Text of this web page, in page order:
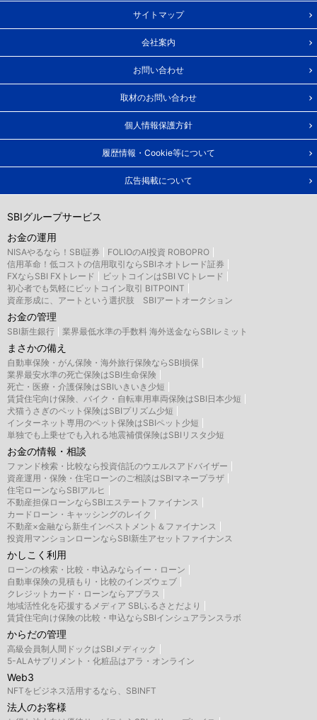
サイトマップ
会社案内
お問い合わせ
取材のお問い合わせ
個人情報保護方針
履歴情報・Cookie等について
広告掲載について
SBIグループサービス
お金の運用
NISAやるなら！SBI証券
FOLIOのAI投資 ROBOPRO
信用革命！低コストの信用取引ならSBIネオトレード証券
FXならSBI FXトレード
ビットコインはSBI VCトレード
初心者でも気軽にビットコイン取引 BITPOINT
資産形成に、アートという選択肢 SBIアートオークション
お金の管理
SBI新生銀行 業界最低水準の手数料 海外送金ならSBIレミット
まさかの備え
自動車保険・がん保険・海外旅行保険ならSBI損保
業界最安水準の死亡保険はSBI生命保険
死亡・医療・介護保険はSBIいきいき少短
賃貸住宅向け保険、バイク・自転車用車両保険はSBI日本少短
犬猫うさぎのペット保険はSBIプリズム少短
インターネット専用のペット保険はSBIペット少短
単独でも上乗せでも入れる地震補償保険はSBIリスタ少短
お金の情報・相談
ファンド検索・比較なら投資信託のウエルスアドバイザー
資産運用・保険・住宅ローンのご相談はSBIマネープラザ
住宅ローンならSBIアルヒ
不動産担保ローンならSBIエステートファイナンス
カードローン・キャッシングのレイク
不動産×金融なら新生インベストメント＆ファイナンス
投資用マンションローンならSBI新生アセットファイナンス
かしこく利用
ローンの検索・比較・申込みならイー・ローン
自動車保険の見積もり・比較のインズウェブ
クレジットカード・ローンならアプラス
地域活性化を応援するメディア SBIふるさとだより
賃貸住宅向け保険の比較・申込ならSBIインシュアランスラボ
からだの管理
高級会員制人間ドックはSBIメディック
5-ALAサプリメント・化粧品はアラ・オンライン
Web3
NFTをビジネス活用するなら、SBINFT
法人のお客様